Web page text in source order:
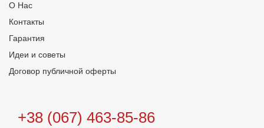
О Нас
Контакты
Гарантия
Идеи и советы
Договор публичной оферты
+38 (067) 463-85-86